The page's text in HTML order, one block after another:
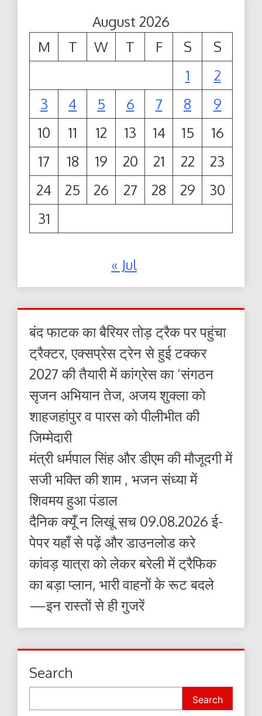
August 2026
M
T W T F S
S
1
2
3
4 5 6 7 8
9
10
11 12 13 14 15
16
17
18 19 20 21 22
23
24
25 26 27 28 29
30
31
« Jul
बंद फाटक का बैरियर तोड़ ट्रैक पर पहुंचा
ट्रैक्टर, एक्सप्रेस ट्रेन से हुई टक्कर
2027 की तैयारी में कांग्रेस का ‘संगठन
सृजन अभियान तेज, अजय शुक्ला को
शाहजहांपुर व पारस को पीलीभीत की
जिम्मेदारी
मंत्री धर्मपाल सिंह और डीएम की मौजूदगी में
सजी भक्ति की शाम , भजन संध्या में
शिवमय हुआ पंडाल
दैनिक क्यूँ न लिखूं सच 09.08.2026 ई-
पेपर यहाँ से पढ़ें और डाउनलोड करे
कांवड़ यात्रा को लेकर बरेली में ट्रैफिक
का बड़ा प्लान, भारी वाहनों के रूट बदले
—इन रास्तों से ही गुजरें
Search
Search